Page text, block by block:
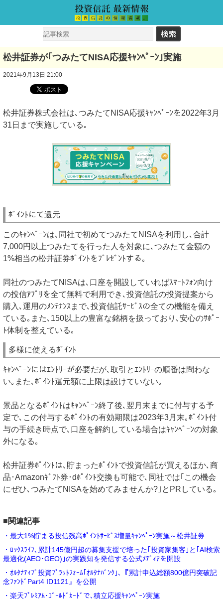
松井証券が｢つみたてNISA応援ｷｬﾝﾍﾟｰﾝ｣実施
2021年9月13日 21:00
松井証券株式会社は､つみたてNISA応援ｷｬﾝﾍﾟｰﾝを2022年3月
31日まで実施している｡
ﾎﾟｲﾝﾄにて還元
このｷｬﾝﾍﾟｰﾝは､同社で初めてつみたてNISAを利用し､合計
7,000円以上つみたてを行った人を対象に､つみたて金額の
1%相当の松井証券ﾎﾟｲﾝﾄをﾌﾟﾚｾﾞﾝﾄする｡
同社のつみたてNISAは､口座を開設していればｽﾏｰﾄﾌｫﾝ向け
の投信ｱﾌﾟﾘを全て無料で利用でき､投資信託の投資提案から
購入､運用のﾒﾝﾃﾅﾝｽまで､投資信託ｻｰﾋﾞｽの全ての機能を備え
ている｡また､150以上の豊富な銘柄を扱っており､安心のｻﾎﾟｰ
ﾄ体制を整えている｡
多様に使えるﾎﾟｲﾝﾄ
ｷｬﾝﾍﾟｰﾝにはｴﾝﾄﾘｰが必要だが､取引とｴﾝﾄﾘｰの順番は問わな
い｡また､ﾎﾟｲﾝﾄ還元額に上限は設けていない｡
景品となるﾎﾟｲﾝﾄはｷｬﾝﾍﾟｰﾝ終了後､翌月末までに付与する予
定で､この付与するﾎﾟｲﾝﾄの有効期限は2023年3月末｡ﾎﾟｲﾝﾄ付
与の手続き時点で､口座を解約している場合はｷｬﾝﾍﾟｰﾝの対象
外になる｡
松井証券ﾎﾟｲﾝﾄは､貯まったﾎﾟｲﾝﾄで投資信託が買えるほか､商
品･Amazonｷﾞﾌﾄ券･dﾎﾟｲﾝﾄ交換も可能で､同社では｢この機会
にぜひ､つみたてNISAを始めてみませんか?｣とPRしている｡
■関連記事
・最大1%貯まる投信残高ﾎﾟｲﾝﾄｻｰﾋﾞｽ増量ｷｬﾝﾍﾟｰﾝ実施～松井証券
・ﾛｯｸｽﾗｲﾌ､累計145億円超の募集支援で培った｢投資家集客｣と｢AI検索
最適化(AEO･GEO)｣の実践知を発信する公式ﾒﾃﾞｨｱを開設
・ｵﾙﾀﾅﾃｨﾌﾞ投資ﾌﾟﾗｯﾄﾌｫｰﾑ｢ｵﾙﾀﾅﾊﾞﾝｸ｣､『累計申込総額800億円突破記
念ﾌｧﾝﾄﾞPart4 ID1121』を公開
・楽天ﾌﾟﾚﾐｱﾑ･ｺﾞｰﾙﾄﾞｶｰﾄﾞで､積立応援ｷｬﾝﾍﾟｰﾝ実施